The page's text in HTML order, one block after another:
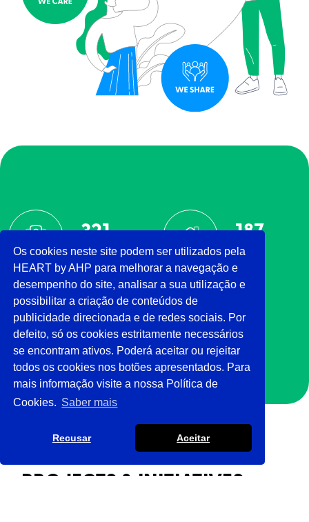
351
Hotels
187
IPSS
12
Projects &
Initiatives
Os cookies neste site podem ser utilizados pela
HEART by AHP para melhorar a navegação e
desempenho do site, analisar a sua utilização e
possibilitar a criação de conteúdos de
publicidade direcionada e de redes sociais. Por
defeito, só os cookies estritamente necessários
se encontram ativos. Poderá aceitar ou rejeitar
todos os cookies nos botões apresentados. Para
mais informação visite a nossa Política de
Cookies. Saber mais
Recusar Aceitar